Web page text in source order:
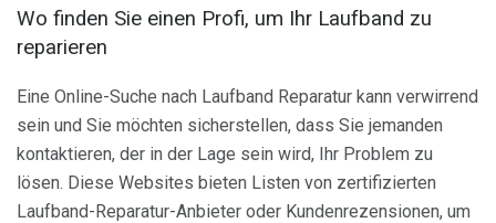
Wo finden Sie einen Profi, um Ihr Laufband zu
reparieren
Eine Online-Suche nach Laufband Reparatur kann verwirrend
sein und Sie möchten sicherstellen, dass Sie jemanden
kontaktieren, der in der Lage sein wird, Ihr Problem zu
lösen. Diese Websites bieten Listen von zertifizierten
Laufband-Reparatur-Anbieter oder Kundenrezensionen, um